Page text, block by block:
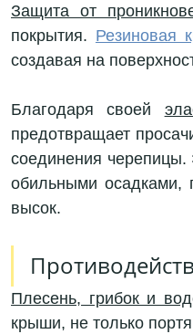
Защита от
покрытия. Резиновая
создавая на
Благодаря своей
предотвращает
соединения черепицы.
обильными осадками,
высок.
Плесень, грибок и
крыши, не только